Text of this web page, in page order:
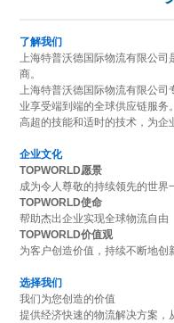
了解我们
上海特普沃德国际物流有限公
商。
上海特普沃德国际物流有限公
业享受端到端的全球供应链服务
高超的技能和适时的技术，为企
企业文化
TOPWORLD愿景
成为令人尊敬的持续领先的世界
TOPWORLD使命
帮助杰出企业实现全球物流自由
TOPWORLD价值观
为客户创造价值，持续不断地创
选择我们
我们为您创造的价值
提供经济快速的物流解决方案，